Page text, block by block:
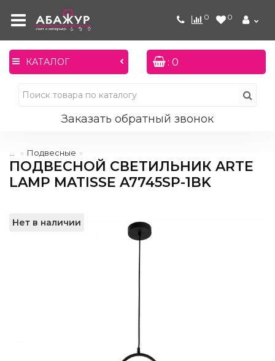
0 0
КАТАЛОГ : 0
Заказать обратный звонок
Подвесные
ПОДВЕСНОЙ СВЕТИЛЬНИК ARTE
LAMP MATISSE A7745SP-1BK
Нет в наличии